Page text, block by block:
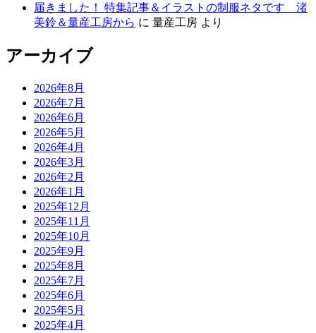
届きました！ 特集記事＆イラストの制服ネタです 渚
美鈴＆量産工房から に 量産工房 より
アーカイブ
2026年8月
2026年7月
2026年6月
2026年5月
2026年4月
2026年3月
2026年2月
2026年1月
2025年12月
2025年11月
2025年10月
2025年9月
2025年8月
2025年7月
2025年6月
2025年5月
2025年4月